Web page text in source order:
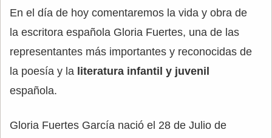
En el día de hoy comentaremos la vida y obra de
la escritora española Gloria Fuertes, una de las
representantes más importantes y reconocidas de
la poesía y la literatura infantil y juvenil
española.
Gloria Fuertes García nació el 28 de Julio de